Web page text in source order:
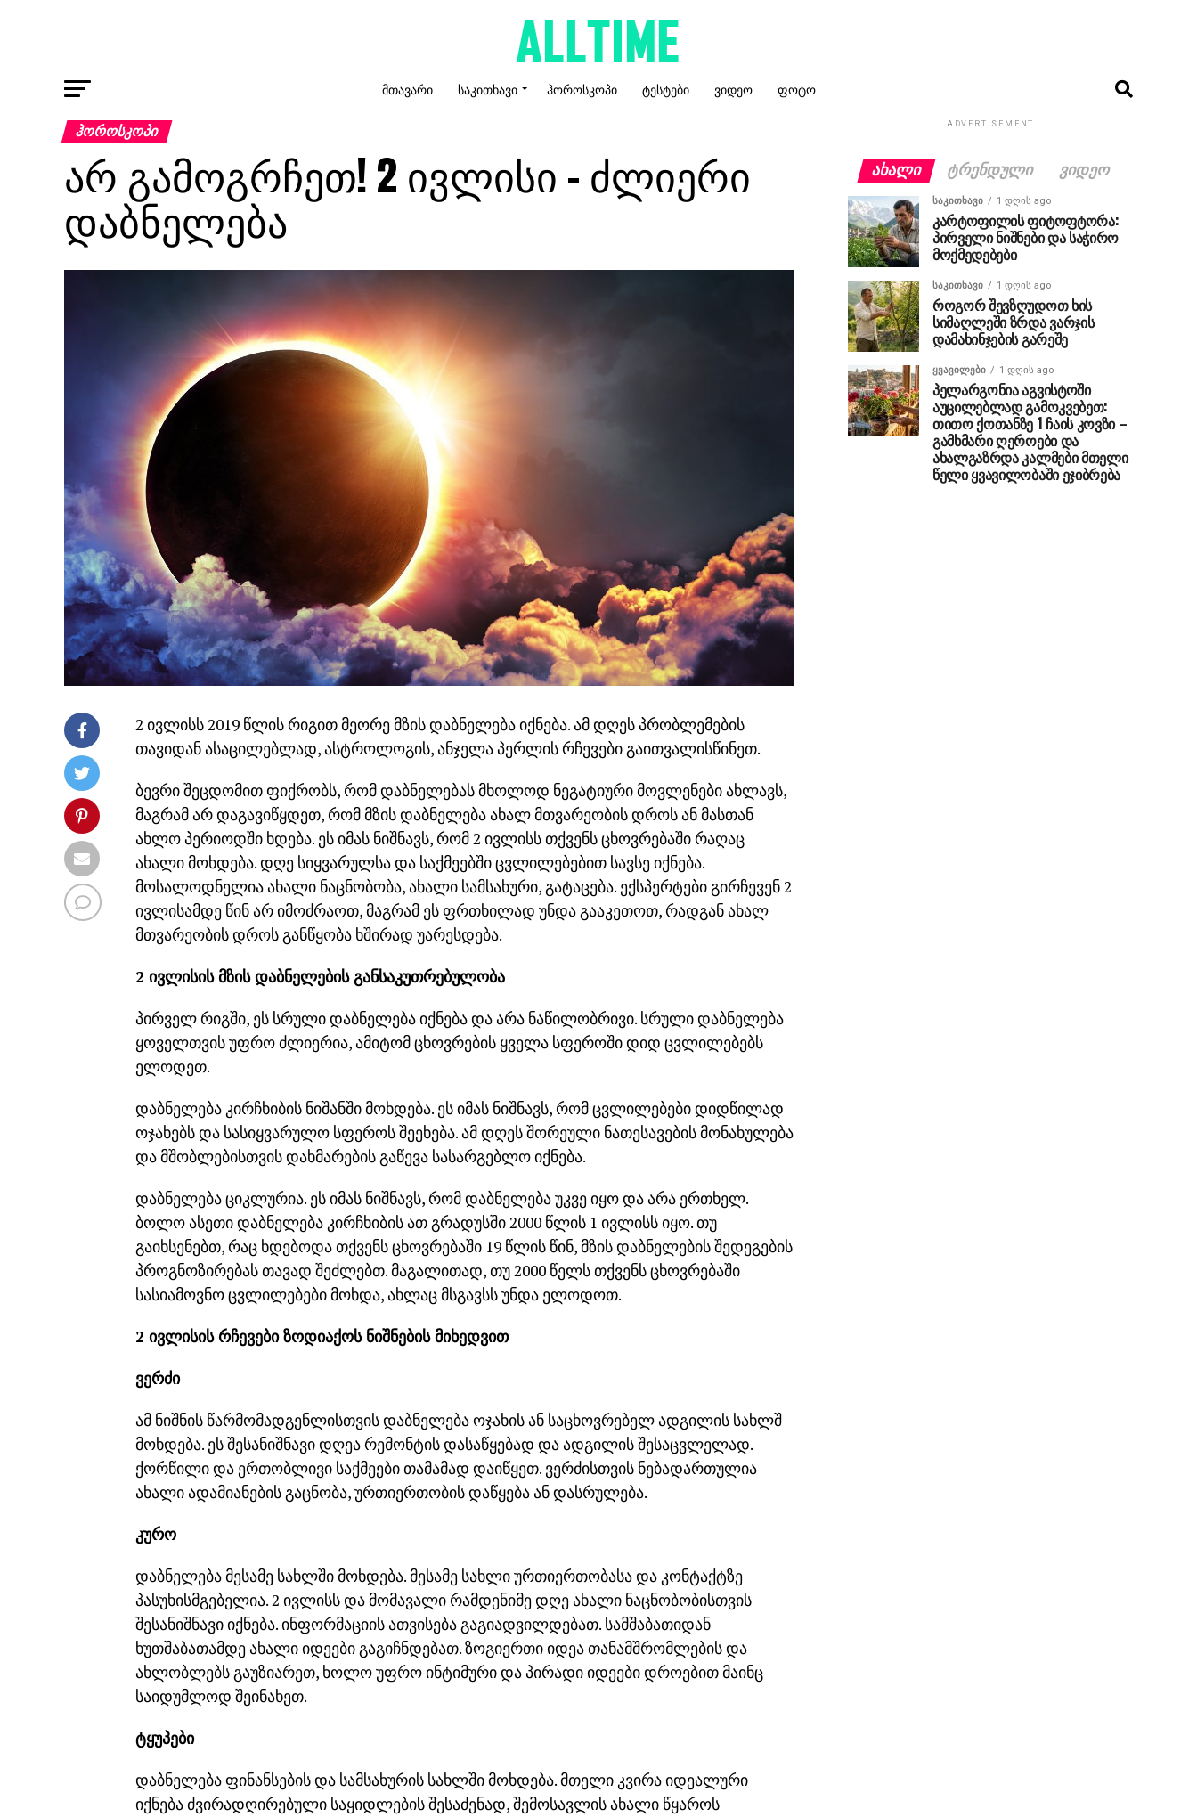
ᲛᲗᲐᲕᲐᲠᲘ ᲡᲐᲙᲘᲗᲮᲐᲕᲘ ᲰᲝᲠᲝᲡᲙᲝᲞᲘ ᲢᲔᲡᲢᲔᲑᲘ ᲕᲘᲓᲔᲝ ᲤᲝᲢᲝ
ᲰᲝᲠᲝᲡᲙᲝᲞᲘ
არ გამოგრჩეთ! 2 ივლისი – ძლიერი
დაბნელება
2 ივლისს 2019 წლის რიგით მეორე მზის დაბნელება იქნება. ამ დღეს პრობლემების
თავიდან ასაცილებლად, ასტროლოგის, ანჯელა პერლის რჩევები გაითვალისწინეთ.
ბევრი შეცდომით ფიქრობს, რომ დაბნელებას მხოლოდ ნეგატიური მოვლენები ახლავს,
მაგრამ არ დაგავიწყდეთ, რომ მზის დაბნელება ახალ მთვარეობის დროს ან მასთან
ახლო პერიოდში ხდება. ეს იმას ნიშნავს, რომ 2 ივლისს თქვენს ცხოვრებაში რაღაც
ახალი მოხდება. დღე სიყვარულსა და საქმეებში ცვლილებებით სავსე იქნება.
მოსალოდნელია ახალი ნაცნობობა, ახალი სამსახური, გატაცება. ექსპერტები გირჩევენ 2
ივლისამდე წინ არ იმოძრაოთ, მაგრამ ეს ფრთხილად უნდა გააკეთოთ, რადგან ახალ
მთვარეობის დროს განწყობა ხშირად უარესდება.
2 ივლისის მზის დაბნელების განსაკუთრებულობა
პირველ რიგში, ეს სრული დაბნელება იქნება და არა ნაწილობრივი. სრული დაბნელება
ყოველთვის უფრო ძლიერია, ამიტომ ცხოვრების ყველა სფეროში დიდ ცვლილებებს
ელოდეთ.
დაბნელება კირჩხიბის ნიშანში მოხდება. ეს იმას ნიშნავს, რომ ცვლილებები დიდწილად
ოჯახებს და სასიყვარულო სფეროს შეეხება. ამ დღეს შორეული ნათესავების მონახულება
და მშობლებისთვის დახმარების გაწევა სასარგებლო იქნება.
დაბნელება ციკლურია. ეს იმას ნიშნავს, რომ დაბნელება უკვე იყო და არა ერთხელ.
ბოლო ასეთი დაბნელება კირჩხიბის ათ გრადუსში 2000 წლის 1 ივლისს იყო. თუ
გაიხსენებთ, რაც ხდებოდა თქვენს ცხოვრებაში 19 წლის წინ, მზის დაბნელების შედეგების
პროგნოზირებას თავად შეძლებთ. მაგალითად, თუ 2000 წელს თქვენს ცხოვრებაში
სასიამოვნო ცვლილებები მოხდა, ახლაც მსგავსს უნდა ელოდოთ.
2 ივლისის რჩევები ზოდიაქოს ნიშნების მიხედვით
ვერძი
ამ ნიშნის წარმომადგენლისთვის დაბნელება ოჯახის ან საცხოვრებელ ადგილის სახლშ
მოხდება. ეს შესანიშნავი დღეა რემონტის დასაწყებად და ადგილის შესაცვლელად.
ქორწილი და ერთობლივი საქმეები თამამად დაიწყეთ. ვერძისთვის ნებადართულია
ახალი ადამიანების გაცნობა, ურთიერთობის დაწყება ან დასრულება.
კურო
დაბნელება მესამე სახლში მოხდება. მესამე სახლი ურთიერთობასა და კონტაქტზე
პასუხისმგებელია. 2 ივლისს და მომავალი რამდენიმე დღე ახალი ნაცნობობისთვის
შესანიშნავი იქნება. ინფორმაციის ათვისება გაგიადვილდებათ. სამშაბათიდან
ხუთშაბათამდე ახალი იდეები გაგიჩნდებათ. ზოგიერთი იდეა თანამშრომლების და
ახლობლებს გაუზიარეთ, ხოლო უფრო ინტიმური და პირადი იდეები დროებით მაინც
საიდუმლოდ შეინახეთ.
ტყუპები
დაბნელება ფინანსების და სამსახურის სახლში მოხდება. მთელი კვირა იდეალური
იქნება ძვირადღირებული საყიდლების შესაძენად, შემოსავლის ახალი წყაროს
ADVERTISEMENT
ᲐᲮᲐᲚᲘ ᲢᲠᲔᲜᲓᲣᲚᲘ ᲕᲘᲓᲔᲝ
ᲡᲐᲙᲘᲗᲮᲐᲕᲘ 1 დღის ago
კარტოფილის ფიტოფტორა:
პირველი ნიშნები და საჭირო
მოქმედებები
ᲡᲐᲙᲘᲗᲮᲐᲕᲘ 1 დღის ago
როგორ შევზღუდოთ ხის
სიმაღლეში ზრდა ვარჯის
დამახინჯების გარეშე
ᲧᲕᲐᲕᲘᲚᲔᲑᲘ 1 დღის ago
პელარგონია აგვისტოში
აუცილებლად გამოკვებეთ:
თითო ქოთანზე 1 ჩაის კოვზი –
გამხმარი ღეროები და
ახალგაზრდა კალმები მთელი
წელი ყვავილობაში ეჯიბრება